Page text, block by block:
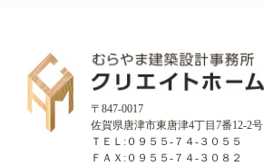
〒847-0017
佐賀県唐津市東唐津4丁目7番12-2号
ＴＥＬ:０９５５-７４-３０５５
ＦＡＸ:０９５５-７４-３０８２